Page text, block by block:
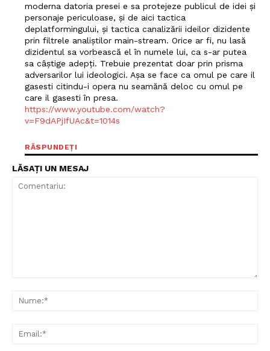
moderna datoria presei e sa protejeze publicul de idei și
personaje periculoase, și de aici tactica
deplatformingului, și tactica canalizării ideilor dizidente
prin filtrele analiștilor main-stream. Orice ar fi, nu lasă
dizidentul sa vorbească el în numele lui, ca s-ar putea
sa câștige adepți. Trebuie prezentat doar prin prisma
adversarilor lui ideologici. Așa se face ca omul pe care il
gasesti citindu-i opera nu seamănă deloc cu omul pe
care il gasesti în presa.
https://www.youtube.com/watch?
v=F9dAPjIfUAc&t=1014s
RĂSPUNDEȚI
LĂSAȚI UN MESAJ